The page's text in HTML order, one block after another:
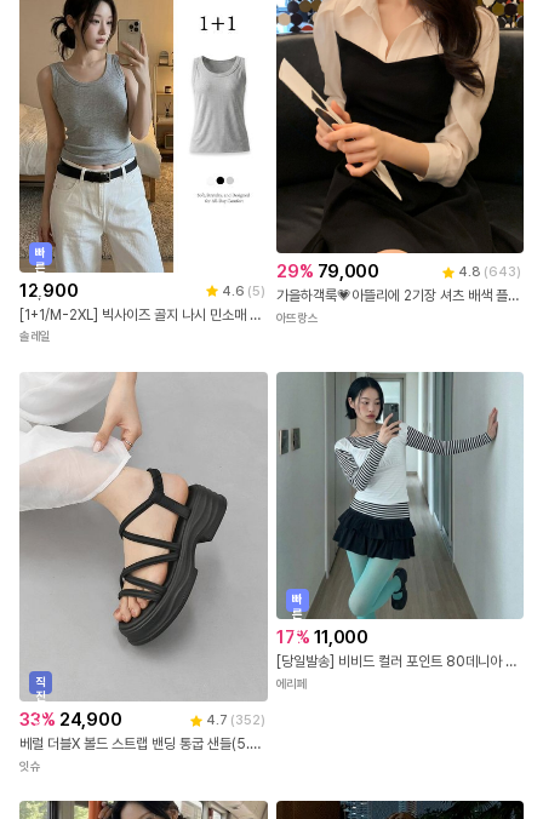
빠
른
출
발
12,900 4.6 (5)
[1+1/M-2XL] 빅사이즈 골지 나시 민소매 이너웨어 여름 데일리 체형커버 기본 슬리브리스 3color
솔레일
29% 79,000 4.8 (643)
가을하객룩💗아뜰리에 2기장 셔츠 배색 플레어라인 원피스 하객룩,소개팅룩,자체제작,하객룩
아뜨랑스
직
진
배
송
33% 24,900 4.7 (352)
베럴 더블X 볼드 스트랩 밴딩 통굽 샌들(5.5cm) 11189
잇슈
빠
른
출
발
17% 11,000
[당일발송] 비비드 컬러 포인트 80데니아 유발 팬티스타킹 (19COLOR)
에리페